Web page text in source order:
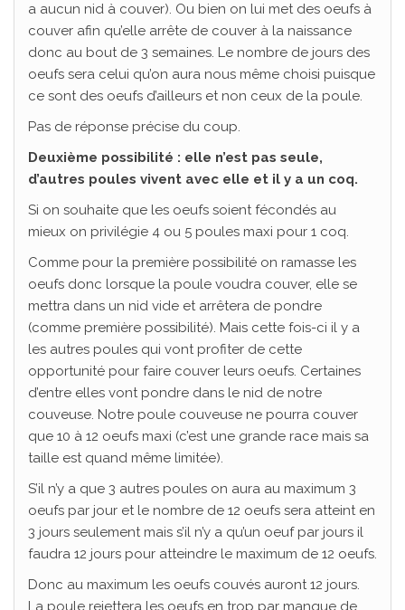
a aucun nid à couver). Ou bien on lui met des oeufs à
couver afin qu’elle arrête de couver à la naissance
donc au bout de 3 semaines. Le nombre de jours des
oeufs sera celui qu’on aura nous même choisi puisque
ce sont des oeufs d’ailleurs et non ceux de la poule.
Pas de réponse précise du coup.
Deuxième possibilité : elle n’est pas seule,
d’autres poules vivent avec elle et il y a un coq.
Si on souhaite que les oeufs soient fécondés au
mieux on privilégie 4 ou 5 poules maxi pour 1 coq.
Comme pour la première possibilité on ramasse les
oeufs donc lorsque la poule voudra couver, elle se
mettra dans un nid vide et arrêtera de pondre
(comme première possibilité). Mais cette fois-ci il y a
les autres poules qui vont profiter de cette
opportunité pour faire couver leurs oeufs. Certaines
d’entre elles vont pondre dans le nid de notre
couveuse. Notre poule couveuse ne pourra couver
que 10 à 12 oeufs maxi (c’est une grande race mais sa
taille est quand même limitée).
S’il n’y a que 3 autres poules on aura au maximum 3
oeufs par jour et le nombre de 12 oeufs sera atteint en
3 jours seulement mais s’il n’y a qu’un oeuf par jours il
faudra 12 jours pour atteindre le maximum de 12 oeufs.
Donc au maximum les oeufs couvés auront 12 jours.
La poule rejettera les oeufs en trop par manque de